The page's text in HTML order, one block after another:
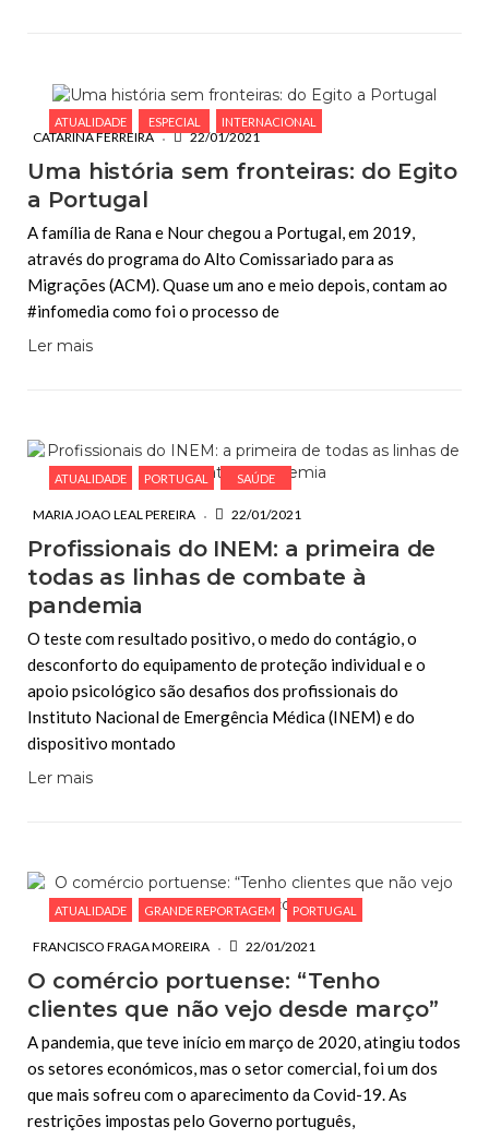
ATUALIDADE ESPECIAL INTERNACIONAL
CATARINA FERREIRA 22/01/2021
Uma história sem fronteiras: do Egito
a Portugal
A família de Rana e Nour chegou a Portugal, em 2019,
através do programa do Alto Comissariado para as
Migrações (ACM). Quase um ano e meio depois, contam ao
#infomedia como foi o processo de
Ler mais
ATUALIDADE PORTUGAL SAÚDE
MARIA JOAO LEAL PEREIRA 22/01/2021
Profissionais do INEM: a primeira de
todas as linhas de combate à
pandemia
O teste com resultado positivo, o medo do contágio, o
desconforto do equipamento de proteção individual e o
apoio psicológico são desafios dos profissionais do
Instituto Nacional de Emergência Médica (INEM) e do
dispositivo montado
Ler mais
ATUALIDADE GRANDE REPORTAGEM PORTUGAL
FRANCISCO FRAGA MOREIRA 22/01/2021
O comércio portuense: “Tenho
clientes que não vejo desde março”
A pandemia, que teve início em março de 2020, atingiu todos
os setores económicos, mas o setor comercial, foi um dos
que mais sofreu com o aparecimento da Covid-19. As
restrições impostas pelo Governo português,